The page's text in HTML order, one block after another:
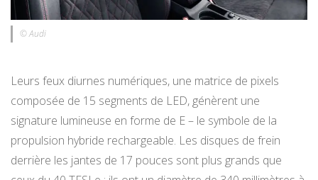
© Audi
Leurs feux diurnes numériques, une matrice de pixels
composée de 15 segments de LED, génèrent une
signature lumineuse en forme de E – le symbole de la
propulsion hybride rechargeable. Les disques de frein
derrière les jantes de 17 pouces sont plus grands que